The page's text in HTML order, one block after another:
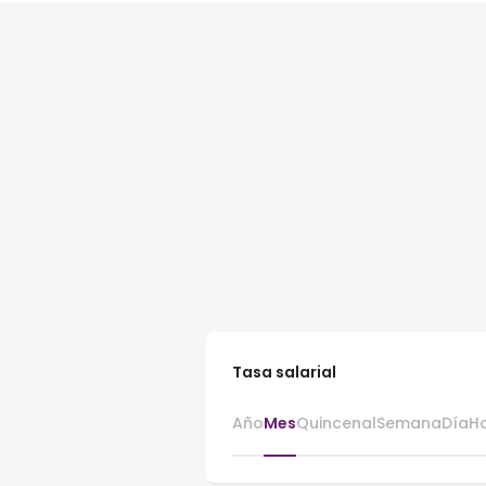
Tasa salarial
AñoMesQuincenalSemanaDía